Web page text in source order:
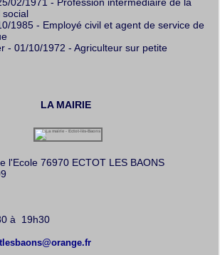
social
1985 - Employé civil et agent de service de
- 01/10/1972 - Agriculteur sur petite
LA MAIRIE
l'Ecole 76970 ECTOT LES BAONS
à 19h30